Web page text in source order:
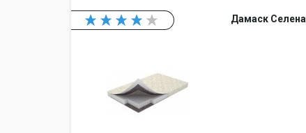
Дамаск Селена